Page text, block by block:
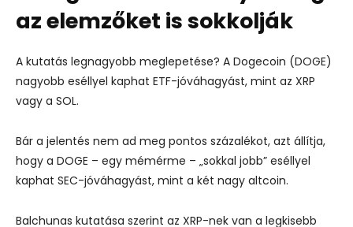
az elemzőket is sokkolják
A kutatás legnagyobb meglepetése? A Dogecoin (DOGE)
nagyobb eséllyel kaphat ETF-jóváhagyást, mint az XRP
vagy a SOL.
Bár a jelentés nem ad meg pontos százalékot, azt állítja,
hogy a DOGE – egy mémérme – „sokkal jobb” eséllyel
kaphat SEC-jóváhagyást, mint a két nagy altcoin.
Balchunas kutatása szerint az XRP-nek van a legkisebb